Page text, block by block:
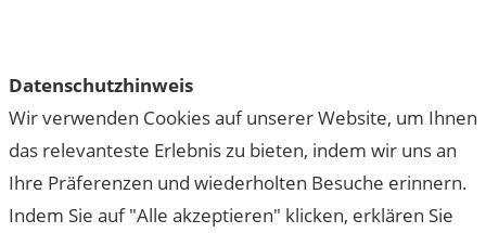
Datenschutzhinweis
Wir verwenden Cookies auf unserer Website, um Ihnen
das relevanteste Erlebnis zu bieten, indem wir uns an
Ihre Präferenzen und wiederholten Besuche erinnern.
Indem Sie auf "Alle akzeptieren" klicken, erklären Sie